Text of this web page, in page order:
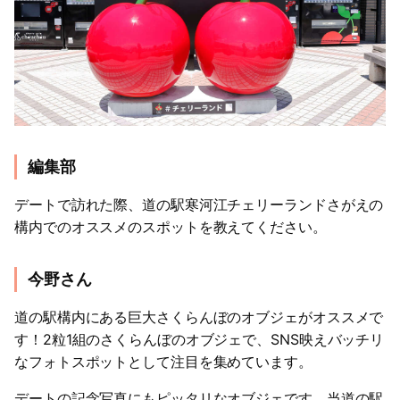
編集部
デートで訪れた際、道の駅寒河江チェリーランドさがえの
構内でのオススメのスポットを教えてください。
今野さん
道の駅構内にある巨大さくらんぼのオブジェがオススメで
す！2粒1組のさくらんぼのオブジェで、SNS映えバッチリ
なフォトスポットとして注目を集めています。